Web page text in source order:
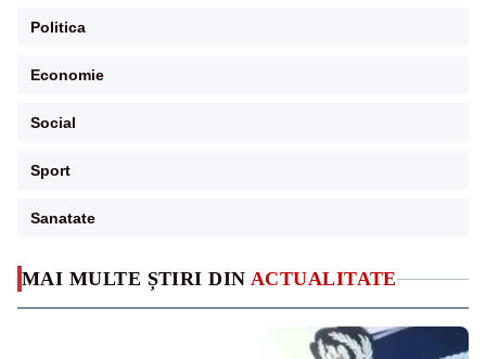
MAI MULTE ȘTIRI DIN ACTUALITATE
Politica
Economie
Social
Sport
Sanatate